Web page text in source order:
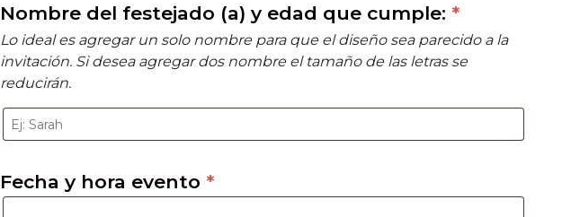
Nombre del festejado (a) y edad que cumple: *
Lo ideal es agregar un solo nombre para que el diseño sea parecido a la
invitación. Si desea agregar dos nombre el tamaño de las letras se
reducirán.
Fecha y hora evento *